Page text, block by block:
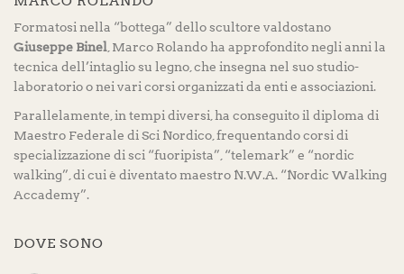
Formatosi nella “bottega” dello scultore valdostano
Giuseppe Binel , Marco Rolando ha approfondito negli anni la
tecnica dell’intaglio su legno, che insegna nel suo studio-
laboratorio o nei vari corsi organizzati da enti e associazioni.
Parallelamente, in tempi diversi, ha conseguito il diploma di
Maestro Federale di Sci Nordico, frequentando corsi di
specializzazione di sci “fuoripista”, “telemark” e “nordic
walking”, di cui è diventato maestro N.W.A. “Nordic Walking
Accademy”.
DOVE SONO